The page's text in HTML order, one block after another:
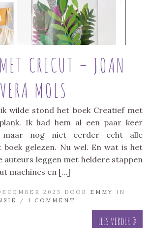
CRICUT – JOAN
MOLS
wilde stond het boek Creatief met
Ik had hem al een paar keer
maar nog niet eerder echt alle
gelezen. Nu wel. En wat is het
auteurs leggen met heldere stappen
machines en […]
2023 DOOR EMMY
IN
/ 1 COMMENT
Lees verder »